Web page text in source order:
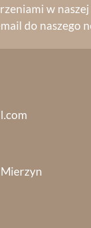
w
do naszego